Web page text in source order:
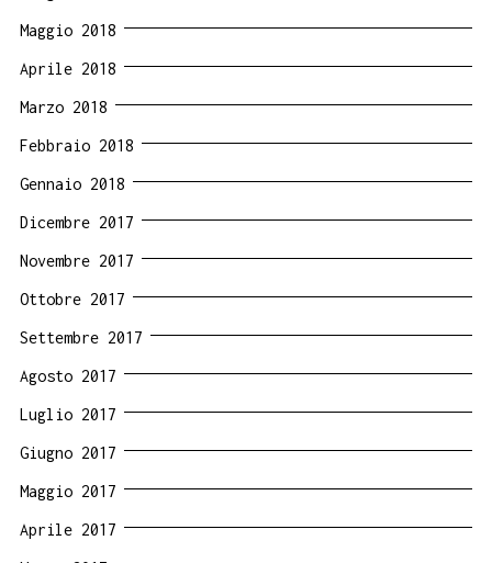
Maggio 2018
Aprile 2018
Marzo 2018
Febbraio 2018
Gennaio 2018
Dicembre 2017
Novembre 2017
Ottobre 2017
Settembre 2017
Agosto 2017
Luglio 2017
Giugno 2017
Maggio 2017
Aprile 2017